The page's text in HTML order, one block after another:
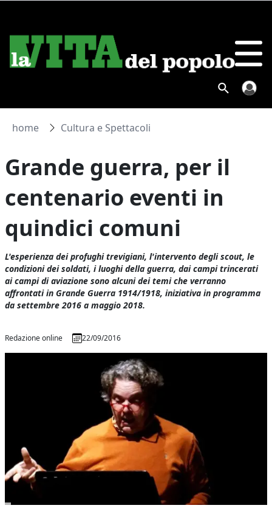
home Cultura e Spettacoli
Grande guerra, per il
centenario eventi in
quindici comuni
L'esperienza dei profughi trevigiani, l'intervento degli scout, le
condizioni dei soldati, i luoghi della guerra, dai campi trincerati
ai campi di aviazione sono alcuni dei temi che verranno
affrontati in Grande Guerra 1914/1918, iniziativa in programma
da settembre 2016 a maggio 2018.
Redazione online 22/09/2016